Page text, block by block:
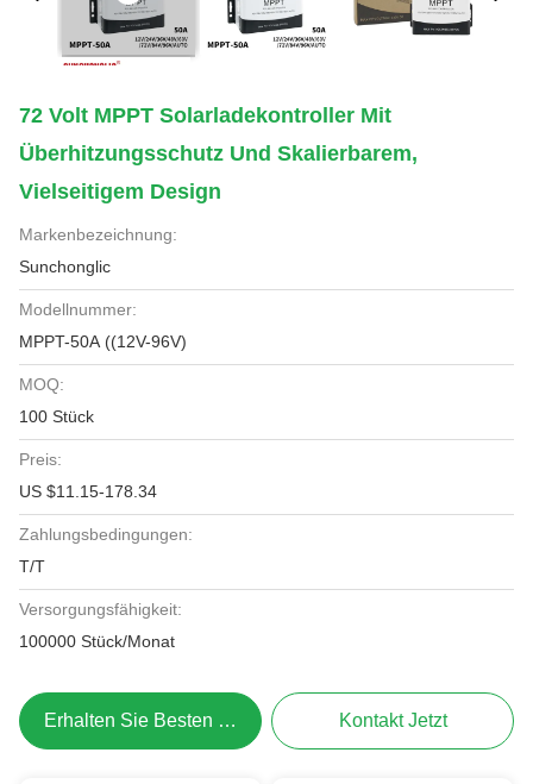
72 Volt MPPT Solarladekontroller Mit
Überhitzungsschutz Und Skalierbarem,
Vielseitigem Design
Markenbezeichnung:
Sunchonglic
Modellnummer:
MPPT-50A ((12V-96V)
MOQ:
100 Stück
Preis:
US $11.15-178.34
Zahlungsbedingungen:
T/T
Versorgungsfähigkeit:
100000 Stück/Monat
Erhalten Sie Besten Preis Kontakt Jetzt